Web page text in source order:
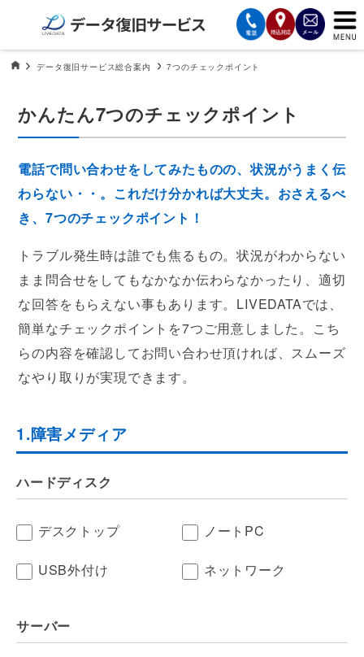
サービスの案内
復旧費用と納期
対応メディア
データ復旧事例
お客様の声
会社案内
データ復旧HOME
データ復旧サービス総合案内 7つのチェックポイント
かんたん7つのチェックポイント
電話で問い合わせをしてみたものの、状況がうまく伝
わらない・・。 これだけ分かれば大丈夫。おさえるべ
き、7つのチェックポイント！
トラブル発生時は誰でも焦るもの。状況がわからない
まま問合せをしてもなかなか伝わらなかったり、 適切
な回答をもらえない事もあります。 LIVEDATAでは、
簡単なチェックポイントを7つご用意しました。 こち
らの内容を確認してお問い合わせ頂ければ、スムーズ
なやり取りが実現できます。
1.障害メディア
ハードディスク
デスクトップ ノートPC
USB外付け ネットワーク
サーバー